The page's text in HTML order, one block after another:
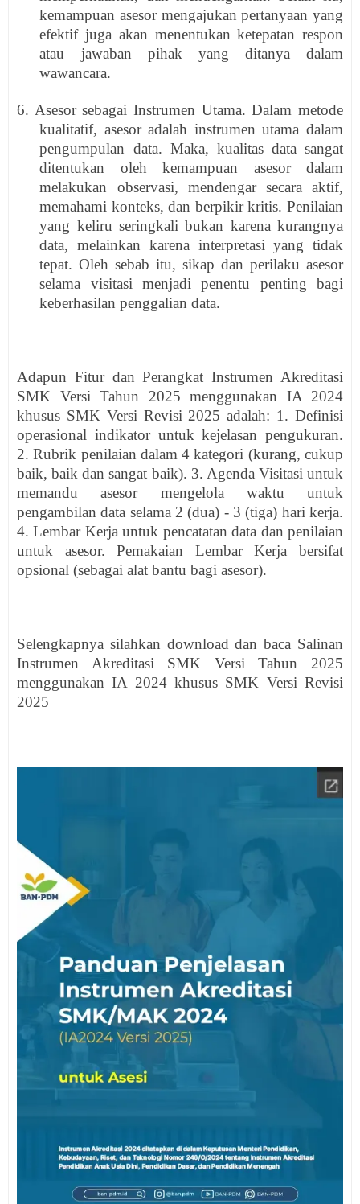
kemampuan asesor mengajukan pertanyaan yang
efektif juga akan menentukan ketepatan respon
atau jawaban pihak yang ditanya dalam
wawancara.
6. Asesor sebagai Instrumen Utama. Dalam metode
kualitatif, asesor adalah instrumen utama dalam
pengumpulan data. Maka, kualitas data sangat
ditentukan oleh kemampuan asesor dalam
melakukan observasi, mendengar secara aktif,
memahami konteks, dan berpikir kritis. Penilaian
yang keliru seringkali bukan karena kurangnya
data, melainkan karena interpretasi yang tidak
tepat. Oleh sebab itu, sikap dan perilaku asesor
selama visitasi menjadi penentu penting bagi
keberhasilan penggalian data.
Adapun Fitur dan Perangkat Instrumen Akreditasi
SMK Versi Tahun 2025 menggunakan IA 2024
khusus SMK Versi Revisi 2025 adalah: 1. Definisi
operasional indikator untuk kejelasan pengukuran.
2. Rubrik penilaian dalam 4 kategori (kurang, cukup
baik, baik dan sangat baik). 3. Agenda Visitasi untuk
memandu asesor mengelola waktu untuk
pengambilan data selama 2 (dua) - 3 (tiga) hari kerja.
4. Lembar Kerja untuk pencatatan data dan penilaian
untuk asesor. Pemakaian Lembar Kerja bersifat
opsional (sebagai alat bantu bagi asesor).
Selengkapnya silahkan download dan baca Salinan
Instrumen Akreditasi SMK Versi Tahun 2025
menggunakan IA 2024 khusus SMK Versi Revisi
2025